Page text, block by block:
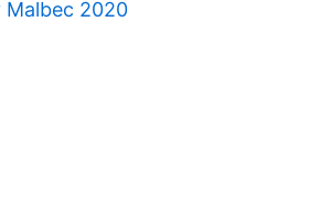
Malbec 2020